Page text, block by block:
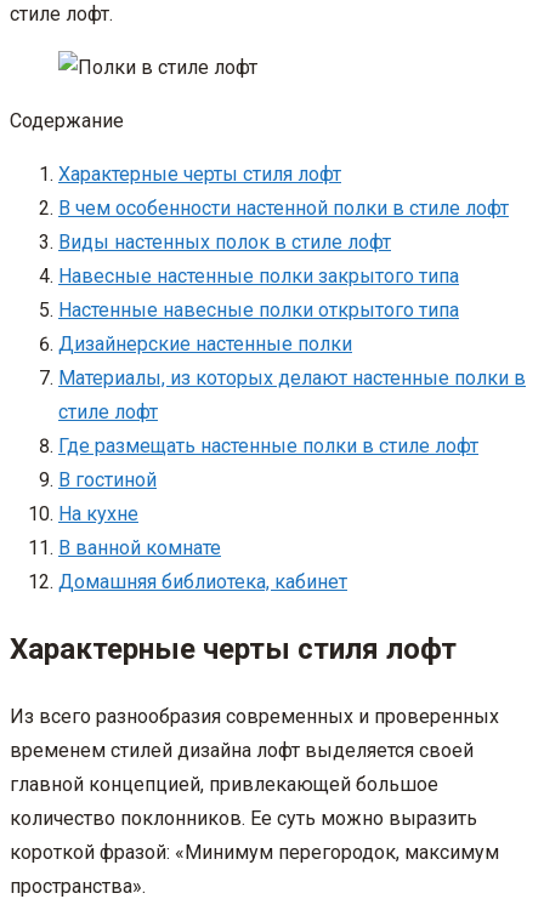
стиле лофт.
Содержание
Характерные черты стиля лофт
В чем особенности настенной полки в стиле лофт
Виды настенных полок в стиле лофт
Навесные настенные полки закрытого типа
Настенные навесные полки открытого типа
Дизайнерские настенные полки
Материалы, из которых делают настенные полки в
стиле лофт
Где размещать настенные полки в стиле лофт
В гостиной
На кухне
В ванной комнате
Домашняя библиотека, кабинет
Характерные черты стиля лофт
Из всего разнообразия современных и проверенных
временем стилей дизайна лофт выделяется своей
главной концепцией, привлекающей большое
количество поклонников. Ее суть можно выразить
короткой фразой: «Минимум перегородок, максимум
пространства».